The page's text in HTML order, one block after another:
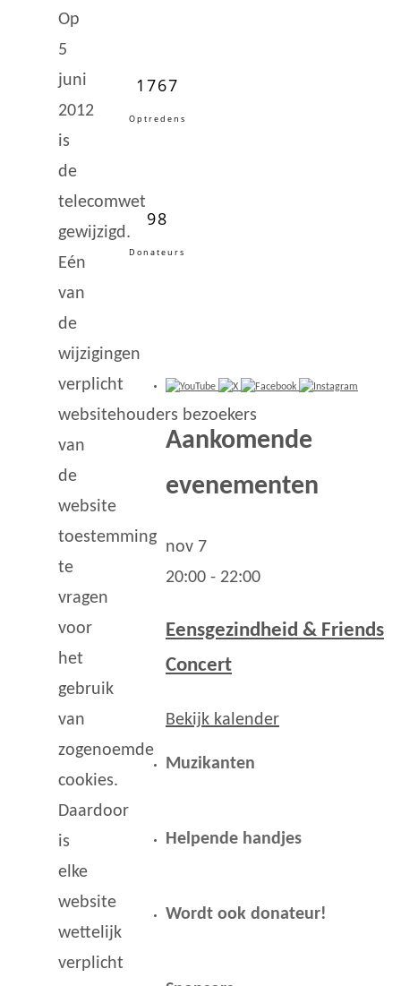
Op
5
juni
2012
is
de
telecomwet
gewijzigd.
Eén
van
de
wijzigingen
verplicht
websitehouders bezoekers
van
de
website
toestemming
te
vragen
voor
het
gebruik
van
zogenoemde
cookies.
Daardoor
is
elke
website
wettelijk
verplicht
1767
Optredens
98
Donateurs
Aankomende
evenementen
nov 7
20:00 - 22:00
Eensgezindheid & Friends
Concert
Bekijk kalender
Muzikanten
Helpende handjes
Wordt ook donateur!